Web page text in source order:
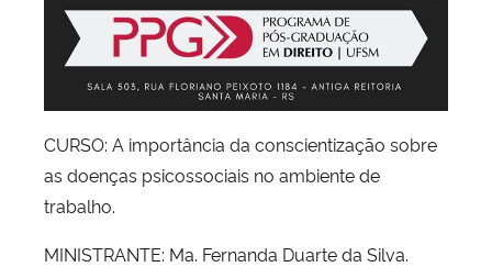
CURSO: A importância da conscientização sobre
as doenças psicossociais no ambiente de
trabalho.
MINISTRANTE: Ma. Fernanda Duarte da Silva.